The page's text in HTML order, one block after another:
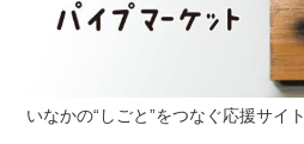
いなかの“しごと”をつなぐ応援サイト